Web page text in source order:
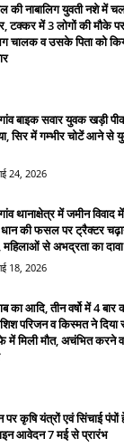
की नाबालिग युवती नशे में
टक्कर में 3 लोगों की मौके
चालक व उसके पिता को
बाइक सवार युवक खड़ी
सिर में गम्भीर चोटें आने से
24, 2026
थानाक्षेत्र में जमीन विवाद
धान की फसल पर ट्रैक्टर
से अभद्रता का दावा
18, 2026
का आदि, तीन वर्षो में 4 बार
परिजन व किस्मत ने दिया
में मिली मौत, अचंभित करने
पर कृषि यंत्रों एवं सिंचाई पंपों
आवेदन 7 मई से प्रारंभ